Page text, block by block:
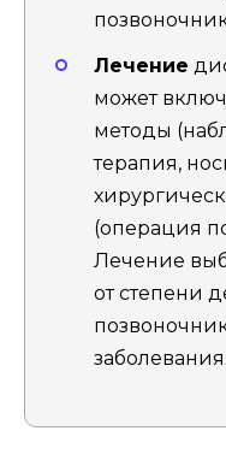
Лечение
может
методы
терапия,
(операция
Лечение
от степени
заболевания.